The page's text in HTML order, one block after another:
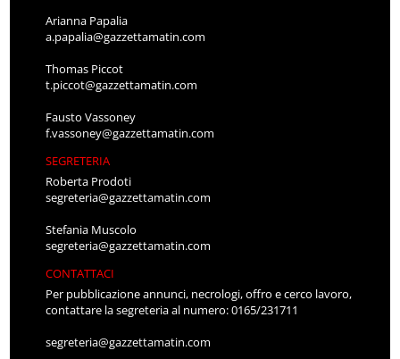
Arianna Papalia
a.papalia@gazzettamatin.com
Thomas Piccot
t.piccot@gazzettamatin.com
Fausto Vassoney
f.vassoney@gazzettamatin.com
SEGRETERIA
Roberta Prodoti
segreteria@gazzettamatin.com
Stefania Muscolo
segreteria@gazzettamatin.com
CONTATTACI
Per pubblicazione annunci, necrologi, offro e cerco lavoro,
contattare la segreteria al numero: 0165/231711
segreteria@gazzettamatin.com